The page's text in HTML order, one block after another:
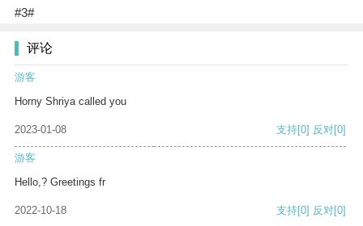
#3#
评论
游客
Horny Shriya called you
2023-01-08 支持[0] 反对[0]
游客
Hello,? Greetings fr
2022-10-18 支持[0] 反对[0]